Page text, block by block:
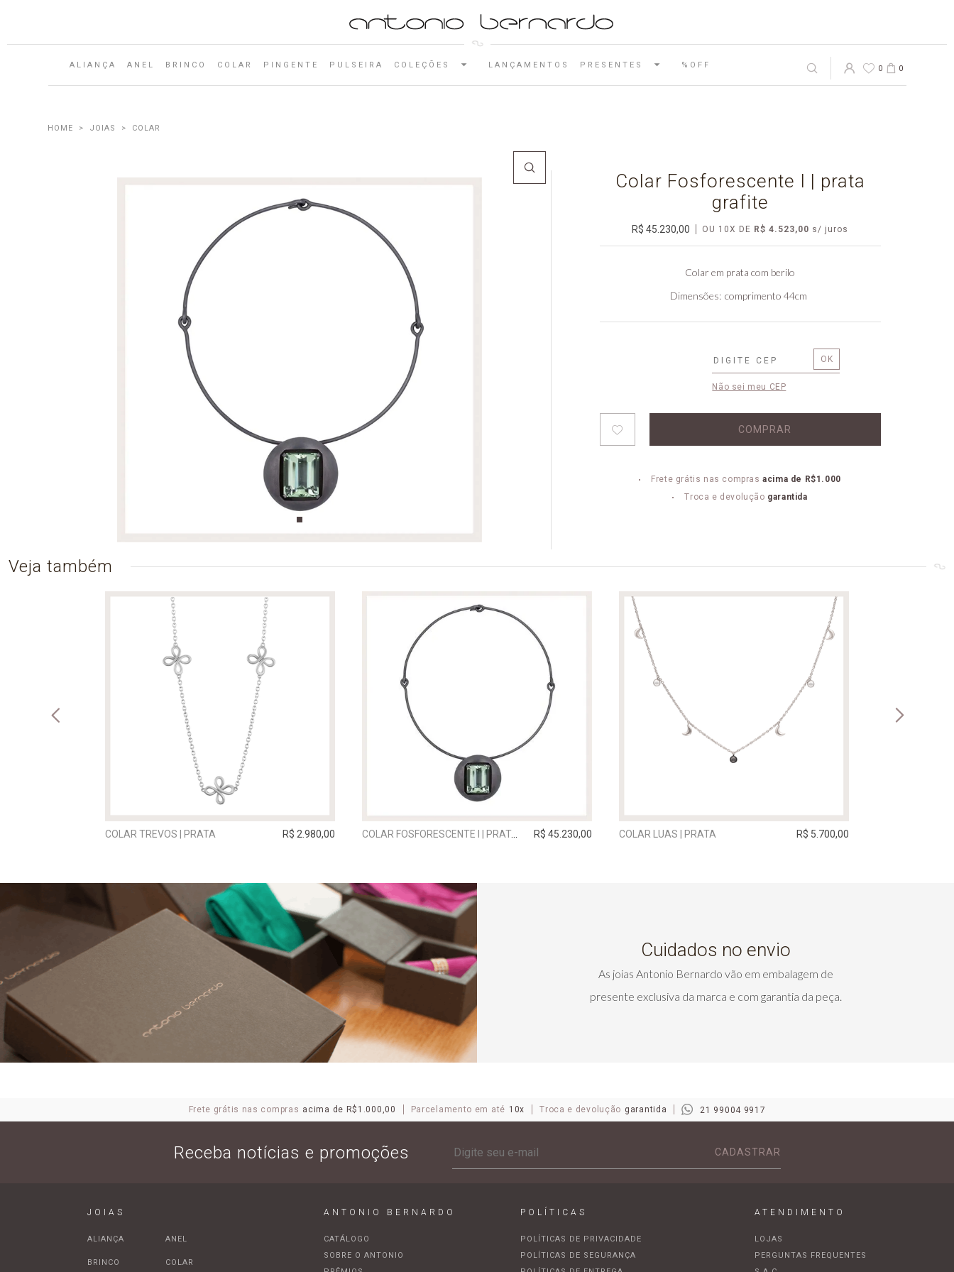
ALIANÇA ANEL BRINCO COLAR PINGENTE PULSEIRA COLEÇÕES LANÇAMENTOS PRESENTES %OFF 0 0
JOIAS COLAR
Colar Fosforescente I | prata
grafite
R$ 45.230,00 OU 10X DE R$ 4.523,00
Colar em prata com berilo
Dimensões comprimento 44cm
Não sei meu CEP
COMPRAR
Frete grátis nas compras acima de R$1.000
Troca e devolução garantida
Veja também
COLAR TREVOS | PRATA R$ 2.980,00 COLAR FOSFORESCENTE I | PRATA GRAFITE R$ 45.230,00 COLAR LUAS | PRATA R$ 5.700,00
Cuidados no envio
As joias Antonio Bernardo vão em embalagem de
presente exclusiva da marca e com garantia da peça.
Frete grátis nas compras acima de R$1.000,00 Parcelamento em até 10x Troca e devolução garantida 21 99004 9917
Receba notícias e promoções CADASTRAR
JOIAS
ALIANÇA ANEL
BRINCO COLAR
ANTONIO BERNARDO
CATÁLOGO
SOBRE O ANTONIO
POLÍTICAS
POLÍTICAS DE PRIVACIDADE
POLÍTICAS DE SEGURANÇA
ATENDIMENTO
LOJAS
PERGUNTAS FREQUENTES